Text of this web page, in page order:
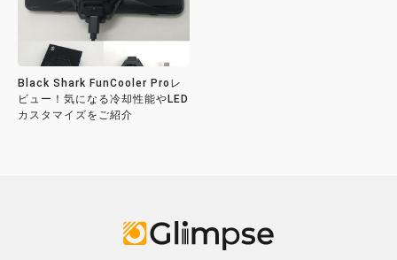
Black Shark FunCooler Proレ
ビュー！気になる冷却性能やLED
カスタマイズをご紹介